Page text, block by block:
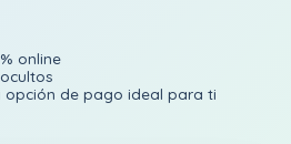
online
opción de pago ideal para ti